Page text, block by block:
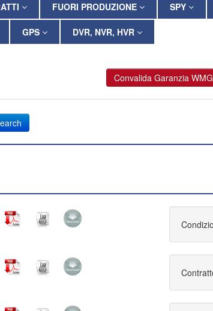
FUORI PRODUZIONE SPY
GPS DVR, NVR, HVR
Convalida Garanzia WMG